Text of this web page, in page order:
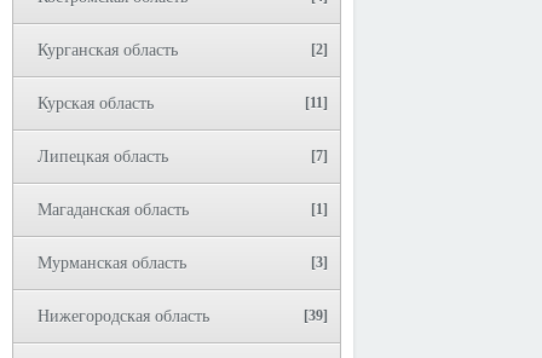
Курганская область [2]
Курская область [11]
Липецкая область [7]
Магаданская область [1]
Мурманская область [3]
Нижегородская область [39]